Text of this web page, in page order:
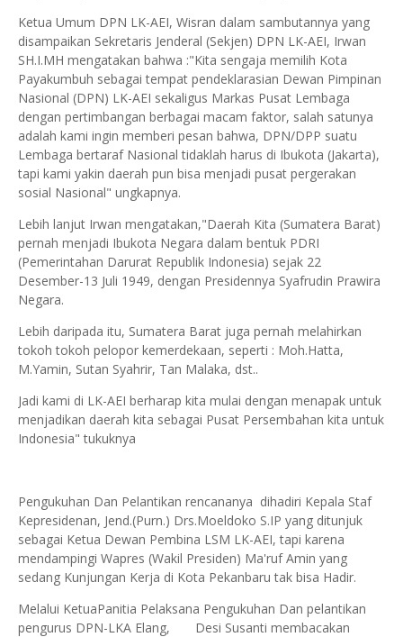
Ketua Umum DPN LK-AEI, Wisran dalam sambutannya yang
disampaikan Sekretaris Jenderal (Sekjen) DPN LK-AEI, Irwan
SH.I.MH mengatakan bahwa :"Kita sengaja memilih Kota
Payakumbuh sebagai tempat pendeklarasian Dewan Pimpinan
Nasional (DPN) LK-AEI sekaligus Markas Pusat Lembaga
dengan pertimbangan berbagai macam faktor, salah satunya
adalah kami ingin memberi pesan bahwa, DPN/DPP suatu
Lembaga bertaraf Nasional tidaklah harus di Ibukota (Jakarta),
tapi kami yakin daerah pun bisa menjadi pusat pergerakan
sosial Nasional" ungkapnya.
Lebih lanjut Irwan mengatakan,"Daerah Kita (Sumatera Barat)
pernah menjadi Ibukota Negara dalam bentuk PDRI
(Pemerintahan Darurat Republik Indonesia) sejak 22
Desember-13 Juli 1949, dengan Presidennya Syafrudin Prawira
Negara.
Lebih daripada itu, Sumatera Barat juga pernah melahirkan
tokoh tokoh pelopor kemerdekaan, seperti : Moh.Hatta,
M.Yamin, Sutan Syahrir, Tan Malaka, dst..
Jadi kami di LK-AEI berharap kita mulai dengan menapak untuk
menjadikan daerah kita sebagai Pusat Persembahan kita untuk
Indonesia" tukuknya
Pengukuhan Dan Pelantikan rencananya dihadiri Kepala Staf
Kepresidenan, Jend.(Purn.) Drs.Moeldoko S.IP yang ditunjuk
sebagai Ketua Dewan Pembina LSM LK-AEI, tapi karena
mendampingi Wapres (Wakil Presiden) Ma'ruf Amin yang
sedang Kunjungan Kerja di Kota Pekanbaru tak bisa Hadir.
Melalui KetuaPanitia Pelaksana Pengukuhan Dan pelantikan
pengurus DPN-LKA Elang, Desi Susanti membacakan